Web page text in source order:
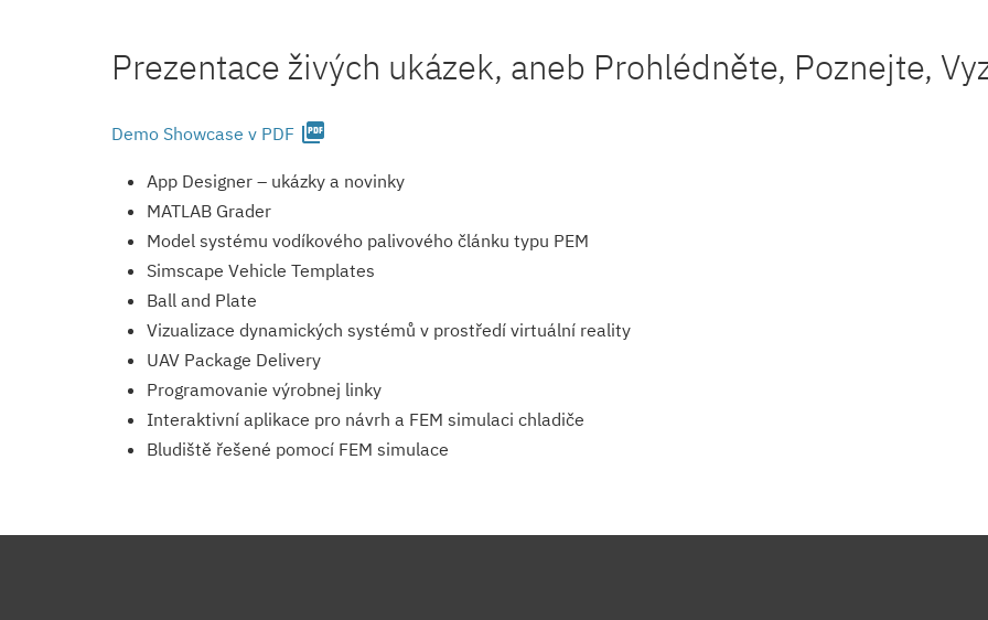
Prezentace živých ukázek, aneb Prohlédněte, Poznejte,
Demo Showcase v PDF picture_as_pdf
App Designer – ukázky a novinky
MATLAB Grader
Model systému vodíkového palivového článku typu PEM
Simscape Vehicle Templates
Ball and Plate
Vizualizace dynamických systémů v prostředí virtuální reality
UAV Package Delivery
Programovanie výrobnej linky
Interaktivní aplikace pro návrh a FEM simulaci chladiče
Bludiště řešené pomocí FEM simulace